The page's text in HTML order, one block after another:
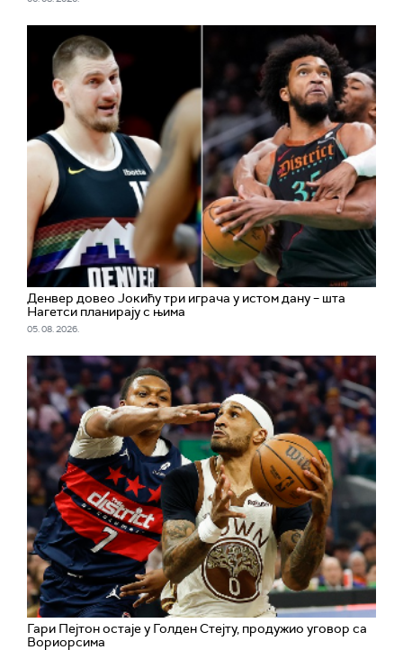
Денвер довео Јокићу три играча у истом дану – шта
Нагетси планирају с њима
05. 08. 2026.
Гари Пејтон остаје у Голден Стејту, продужио уговор са
Вориорсима